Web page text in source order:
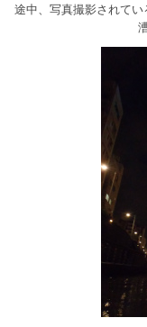
途中、写真撮影されて